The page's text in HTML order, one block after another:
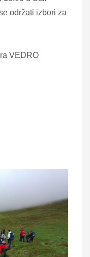
održati izbori za
VEDRO